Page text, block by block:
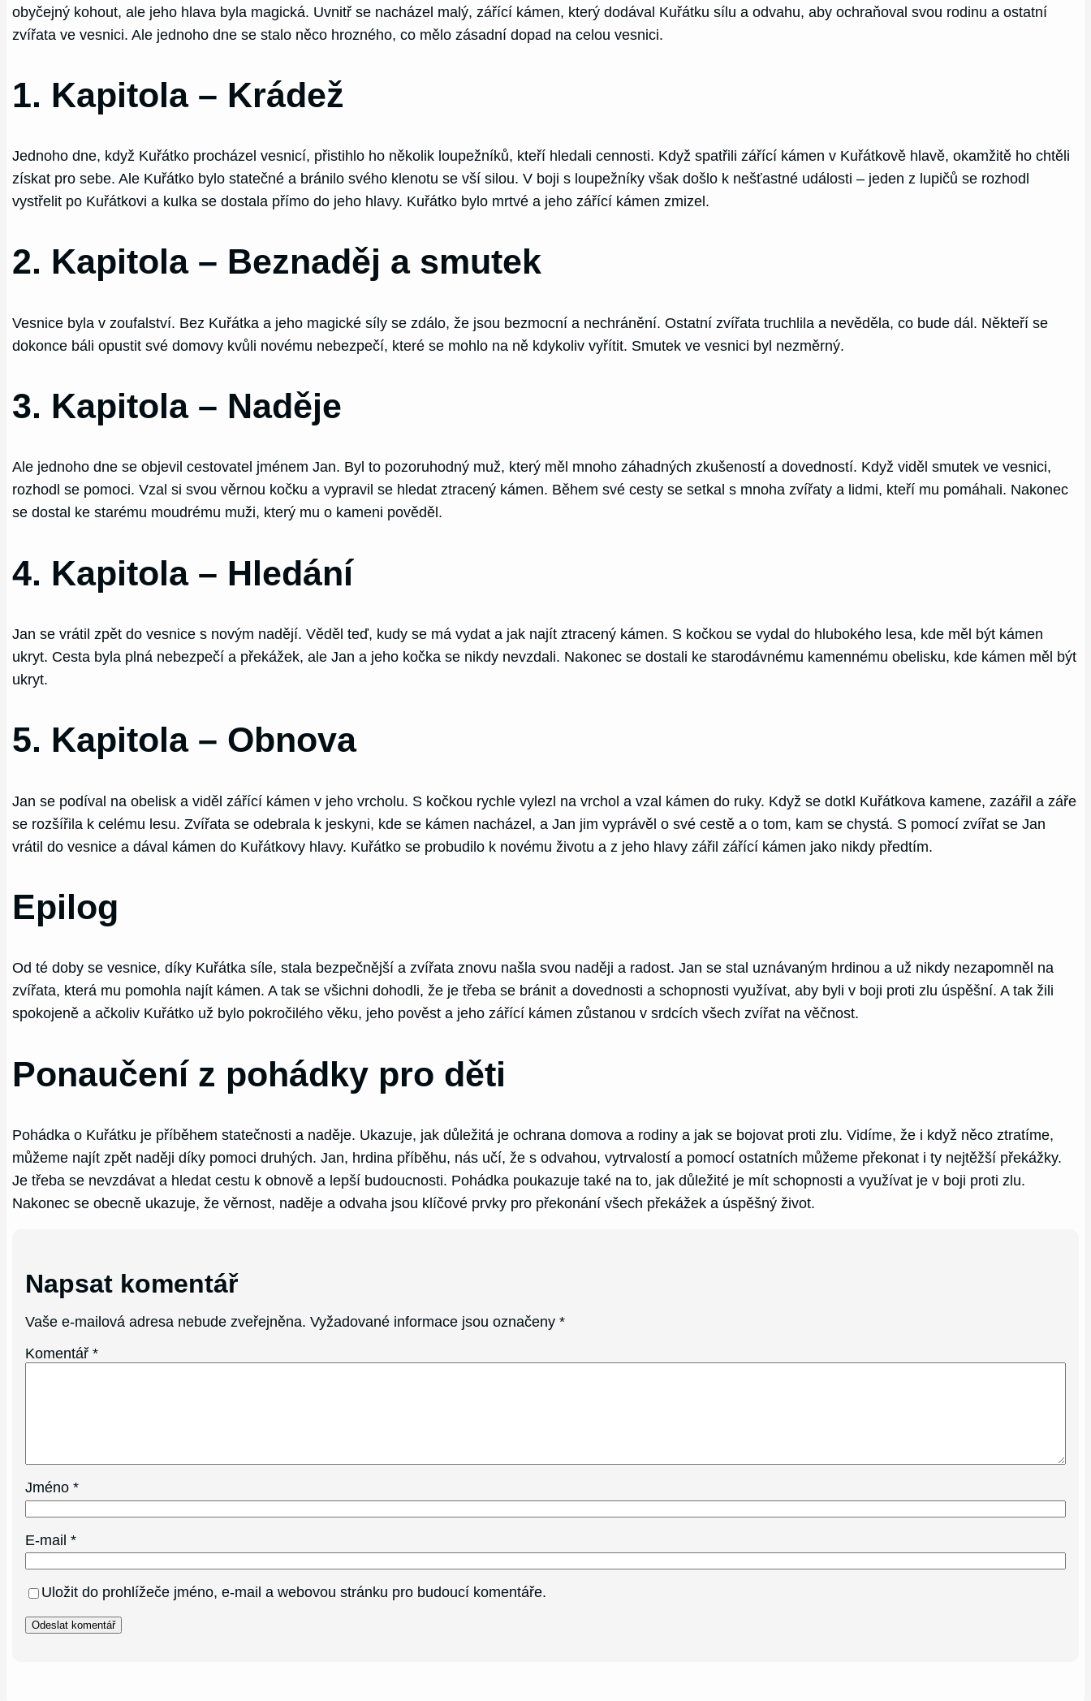
obyčejný kohout, ale jeho hlava byla magická. Uvnitř se nacházel malý, zářící kámen, který dodával Kuřátku sílu a odvahu, aby ochraňoval svou rodinu a ostatní
zvířata ve vesnici. Ale jednoho dne se stalo něco hrozného, co mělo zásadní dopad na celou vesnici.
1. Kapitola – Krádež
Jednoho dne, když Kuřátko procházel vesnicí, přistihlo ho několik loupežníků, kteří hledali cennosti. Když spatřili zářící kámen v Kuřátkově hlavě, okamžitě ho chtěli
získat pro sebe. Ale Kuřátko bylo statečné a bránilo svého klenotu se vší silou. V boji s loupežníky však došlo k nešťastné události – jeden z lupičů se rozhodl
vystřelit po Kuřátkovi a kulka se dostala přímo do jeho hlavy. Kuřátko bylo mrtvé a jeho zářící kámen zmizel.
2. Kapitola – Beznaděj a smutek
Vesnice byla v zoufalství. Bez Kuřátka a jeho magické síly se zdálo, že jsou bezmocní a nechránění. Ostatní zvířata truchlila a nevěděla, co bude dál. Někteří se
dokonce báli opustit své domovy kvůli novému nebezpečí, které se mohlo na ně kdykoliv vyřítit. Smutek ve vesnici byl nezměrný.
3. Kapitola – Naděje
Ale jednoho dne se objevil cestovatel jménem Jan. Byl to pozoruhodný muž, který měl mnoho záhadných zkušeností a dovedností. Když viděl smutek ve vesnici,
rozhodl se pomoci. Vzal si svou věrnou kočku a vypravil se hledat ztracený kámen. Během své cesty se setkal s mnoha zvířaty a lidmi, kteří mu pomáhali. Nakonec
se dostal ke starému moudrému muži, který mu o kameni pověděl.
4. Kapitola – Hledání
Jan se vrátil zpět do vesnice s novým nadějí. Věděl teď, kudy se má vydat a jak najít ztracený kámen. S kočkou se vydal do hlubokého lesa, kde měl být kámen
ukryt. Cesta byla plná nebezpečí a překážek, ale Jan a jeho kočka se nikdy nevzdali. Nakonec se dostali ke starodávnému kamennému obelisku, kde kámen měl být
ukryt.
5. Kapitola – Obnova
Jan se podíval na obelisk a viděl zářící kámen v jeho vrcholu. S kočkou rychle vylezl na vrchol a vzal kámen do ruky. Když se dotkl Kuřátkova kamene, zazářil a záře
se rozšířila k celému lesu. Zvířata se odebrala k jeskyni, kde se kámen nacházel, a Jan jim vyprávěl o své cestě a o tom, kam se chystá. S pomocí zvířat se Jan
vrátil do vesnice a dával kámen do Kuřátkovy hlavy. Kuřátko se probudilo k novému životu a z jeho hlavy zářil zářící kámen jako nikdy předtím.
Epilog
Od té doby se vesnice, díky Kuřátka síle, stala bezpečnější a zvířata znovu našla svou naději a radost. Jan se stal uznávaným hrdinou a už nikdy nezapomněl na
zvířata, která mu pomohla najít kámen. A tak se všichni dohodli, že je třeba se bránit a dovednosti a schopnosti využívat, aby byli v boji proti zlu úspěšní. A tak žili
spokojeně a ačkoliv Kuřátko už bylo pokročilého věku, jeho pověst a jeho zářící kámen zůstanou v srdcích všech zvířat na věčnost.
Ponaučení z pohádky pro děti
Pohádka o Kuřátku je příběhem statečnosti a naděje. Ukazuje, jak důležitá je ochrana domova a rodiny a jak se bojovat proti zlu. Vidíme, že i když něco ztratíme,
můžeme najít zpět naději díky pomoci druhých. Jan, hrdina příběhu, nás učí, že s odvahou, vytrvalostí a pomocí ostatních můžeme překonat i ty nejtěžší překážky.
Je třeba se nevzdávat a hledat cestu k obnově a lepší budoucnosti. Pohádka poukazuje také na to, jak důležité je mít schopnosti a využívat je v boji proti zlu.
Nakonec se obecně ukazuje, že věrnost, naděje a odvaha jsou klíčové prvky pro překonání všech překážek a úspěšný život.
Napsat komentář
Vaše e-mailová adresa nebude zveřejněna. Vyžadované informace jsou označeny*
Komentář*
Jméno*
E-mail*
Uložit do prohlížeče jméno, e-mail a webovou stránku pro budoucí komentáře.